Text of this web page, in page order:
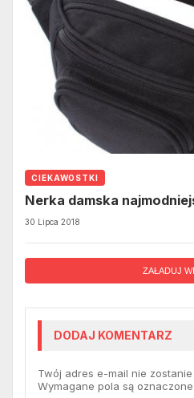
CIEKAWOSTKI
Nerka damska
30 Lipca 2018
ZAŁADUJ
DODAJ KOMENTARZ
Twój adres e-mail nie
Wymagane pola są oznaczone